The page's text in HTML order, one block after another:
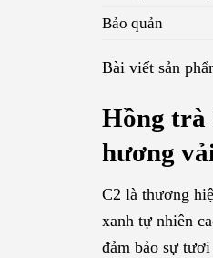
Bảo quản
Bài viết sản
Hồng trà
hương
C2 là thương
xanh tự nhiên
đảm bảo sự